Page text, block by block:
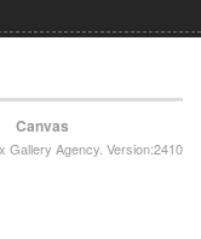
Canvas
Gallery Agency. Version:2410